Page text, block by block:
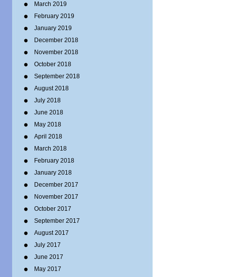
March 2019
February 2019
January 2019
December 2018
November 2018
October 2018
September 2018
August 2018
July 2018
June 2018
May 2018
April 2018
March 2018
February 2018
January 2018
December 2017
November 2017
October 2017
September 2017
August 2017
July 2017
June 2017
May 2017